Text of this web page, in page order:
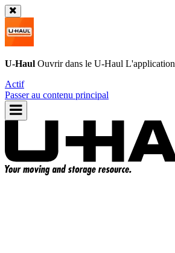
U-Haul Ouvrir dans le U-Haul L'application
Actif
Passer au contenu principal